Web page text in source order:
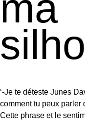
‘-Je te déteste Junes
comment tu peux parler
Cette phrase et le